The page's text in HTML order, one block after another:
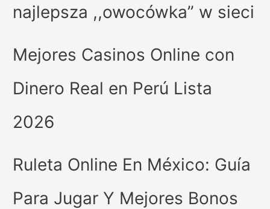
najlepsza ,,owocówka” w sieci
Mejores Casinos Online con
Dinero Real en Perú Lista
2026
Ruleta Online En México: Guía
Para Jugar Y Mejores Bonos